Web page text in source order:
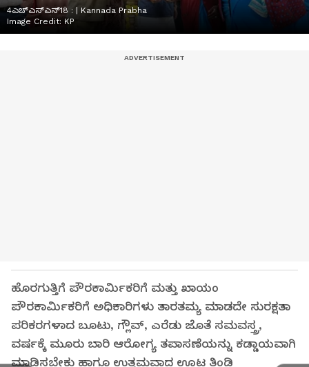
4ಎಚ್ಎಸ್ಎನ್18 : | Kannada Prabha
Image Credit: KP
ಹೊರಗುತ್ತಿಗೆ ಪೌರಕಾರ್ಮಿಕರಿಗೆ ಮತ್ತು ಖಾಯಂ
ಪೌರಕಾರ್ಮಿಕರಿಗೆ ಅಧಿಕಾರಿಗಳು ತಾರತಮ್ಯ ಮಾಡದೇ ಸುರಕ್ಷತಾ
ಪರಿಕರಗಳಾದ ಬೂಟು, ಗ್ಲೌವ್‌, ಎರೆಡು ಜೊತೆ ಸಮವಸ್ತ್ರ,
ವರ್ಷಕ್ಕೆ ಮೂರು ಬಾರಿ ಆರೋಗ್ಯ ತಪಾಸಣೆಯನ್ನು ಕಡ್ಡಾಯವಾಗಿ
ಮಾಡಿಸಬೇಕು ಹಾಗೂ ಉತ್ತಮವಾದ ಊಟ ತಿಂಡಿ